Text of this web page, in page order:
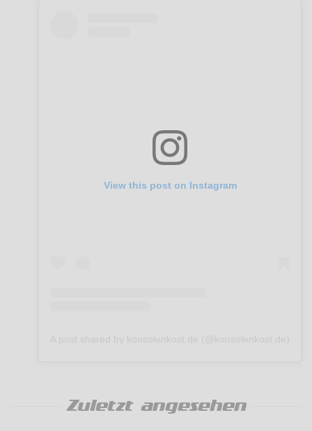
View this post on Instagram
Zuletzt angesehen